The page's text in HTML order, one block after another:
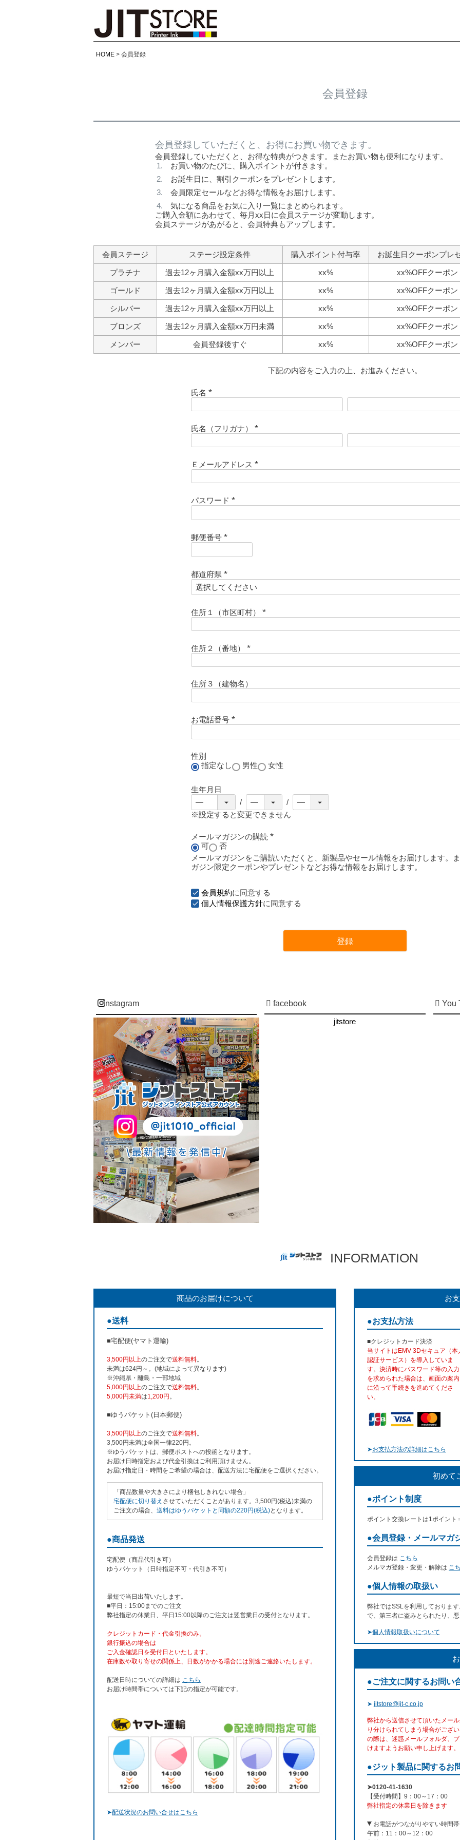
HOME 会員登録
会員登録
会員登録していただくと、お得にお買い物できます。
会員登録していただくと、お得な特典がつきます。またお買い物も便利になります。
お買い物のたびに、購入ポイントが付きます。
お誕生日に、割引クーポンをプレゼントします。
会員限定セールなどお得な情報をお届けします。
気になる商品をお気に入り一覧にまとめられます。
ご購入金額にあわせて、毎月xx日に会員ステージが変動します。
会員ステージがあがると、会員特典もアップします。
会員ステージ ステージ設定条件 購入ポイント付与率 お誕生日クーポンプレ
プラチナ 過去12ヶ月購入金額xx万円以上 xx% xx%OFFクーポン
ゴールド 過去12ヶ月購入金額xx万円以上 xx% xx%OFFクーポン
シルバー 過去12ヶ月購入金額xx万円以上 xx% xx%OFFクーポン
ブロンズ 過去12ヶ月購入金額xx万円未満 xx% xx%OFFクーポン
メンバー 会員登録後すぐ xx% xx%OFFクーポン
下記の内容をご入力の上、お進みください。
氏名
必
氏名（フリガナ）
必
)
Ｅメールアドレス
必
パスワード
必
郵便番号
必
)
都道府県
(
必
)
住所１（市区町村）
必
住所２（番地）
必
)
住所３（建物名）
お電話番号
必
性別
指定なし
男性 女性
生年月日
※設定すると変更できません
メールマガジンの購読
必
須
)
可
否
メールマガジンをご購読いただくと、新製品やセール情報をお届けします。
ガジン限定クーポンやプレゼントなどお得な情報をお届けします。
会員規約に同意する
個人情報保護方針に同意する
登録
instagram facebook
jitstore
You
INFORMATION
商品のお届けについて
●送料
■宅配便(ヤマト運輸)
3,500円以上のご注文で送料無料。
未満は624円～。(地域によって異なります)
※沖縄県・離島・一部地域
5,000円以上のご注文で送料無料。
5,000円未満は1,200円 。
■ゆうパケット(日本郵便)
3,500円以上のご注文で送料無料。
3,500円未満は全国一律220円。
※ゆうパケットは、郵便ポストへの投函となります。
お届け日時指定および代金引換はご利用頂けません。
お届け指定日・時間をご希望の場合は、配送方法に宅配便をご選択ください。
「商品数量や大きさにより梱包しきれない場合」
宅配便に切り替え させていただくことがあります。3,500円(税込)未満の
ご注文の場合、 送料はゆうパケットと同額の220円(税込)となります。
●商品発送
宅配便（商品代引き可）
ゆうパケット（日時指定不可・代引き不可）
最短で当日出荷いたします。
■平日：15:00までのご注文
弊社指定の休業日、平日15:00以降のご注文は翌営業日の受付となります。
クレジットカード・代金引換のみ。
銀行振込の場合は
ご入金確認日を受付日といたします。
在庫数や取り寄せの関係上、日数がかかる場合には別途ご連絡いたします。
配送日時についての詳細は こちら
お届け時間帯については下記の指定が可能です。
➤配送状況のお問い合せはこちら
お
●お支払方法
■クレジットカード決済
当サイトはEMV 3Dセキュア（本
認証サービス）を導入していま
す。決済時にパスワード等の入力
を求められた場合は、画面の案内
に沿って手続きを進めてくださ
い。
➤お支払方法の詳細はこちら
初めて
●ポイント制度
ポイント交換レートは1ポイント
●会員登録・メールマガ
会員登録は こちら
メルマガ登録・変更・解除は こ
●個人情報の取扱い
弊社ではSSLを利用しておりま
で、第三者に盗みとられたり、
➤個人情報取扱いについて
●ご注文に関するお問い
➤ jitstore@jit-c.co.jp
弊社から送信させて頂いたメー
り分けられてしまう場合がござ
の際は、迷惑メールフォルダ、
けますようお願い申し上げます。
●ジット製品に関するお
➤0120-41-1630
【受付時間】9：00～17：00
弊社指定の休業日を除きます
お電話がつながりやすい時間帯
午前：11：00～12：00